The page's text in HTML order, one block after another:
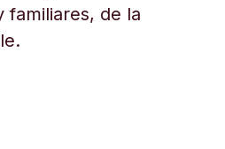
familiares, de la